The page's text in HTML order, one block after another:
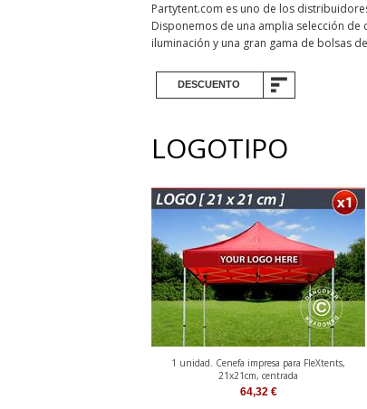
Partytent.com es uno de los
Disponemos de una amplia selección
iluminación y una gran gama de bolsas
DESCUENTO
LOGOTIPO
1 unidad. Cenefa impresa para FleXtents,
21x21cm, centrada
64,32 €